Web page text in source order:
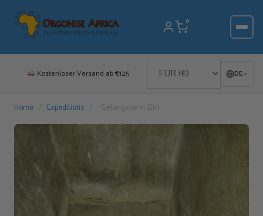
Inhalt
springen
0
Kostenloser Versand ab €125 DE
Home / Expeditions / Gefangene in Zim